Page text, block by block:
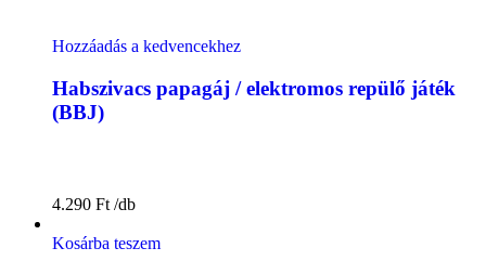
Hozzáadás a kedvencekhez
Habszivacs papagáj / elektromos repülő játék
(BBJ)
4.290 Ft
Kosárba teszem